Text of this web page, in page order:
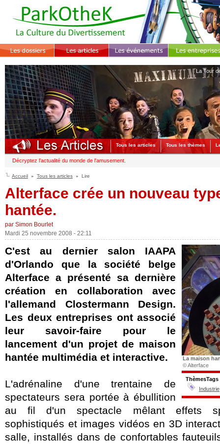
La Tour
Tous les articles Tous les thèmes
Décryptez l'actualité du monde de l'amusement.
Accueil Tous les articles Lire
Alterface crée un nouveau
hantée.
par Simon Bourlet
Mardi 25 novembre 2008 - 22:11
La maison
© Alterface
ThèmesTags
Industrie
C'est au dernier salon IAAPA
d'Orlando que la société belge
Alterface a présenté sa dernière
création en collaboration avec
l'allemand Clostermann Design.
Les deux entreprises ont associé
leur savoir-faire pour le
lancement d'un projet de maison
hantée multimédia et interactive.
L'adrénaline d'une trentaine de
spectateurs sera portée à ébullition
au fil d'un spectacle mêlant effets
sophistiqués et images vidéos en 3D
salle, installés dans de confortables